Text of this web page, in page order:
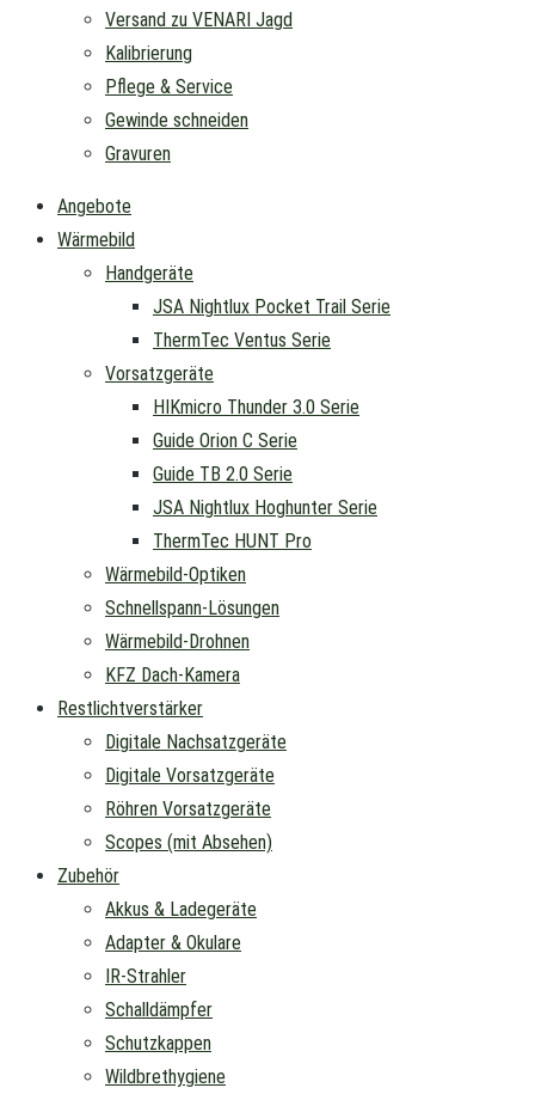
Versand zu VENARI Jagd
Kalibrierung
Pflege & Service
Gewinde schneiden
Gravuren
Angebote
Wärmebild
Handgeräte
JSA Nightlux Pocket Trail Serie
ThermTec Ventus Serie
Vorsatzgeräte
HIKmicro Thunder 3.0 Serie
Guide Orion C Serie
Guide TB 2.0 Serie
JSA Nightlux Hoghunter Serie
ThermTec HUNT Pro
Wärmebild-Optiken
Schnellspann-Lösungen
Wärmebild-Drohnen
KFZ Dach-Kamera
Restlichtverstärker
Digitale Nachsatzgeräte
Digitale Vorsatzgeräte
Röhren Vorsatzgeräte
Scopes (mit Absehen)
Zubehör
Akkus & Ladegeräte
Adapter & Okulare
IR-Strahler
Schalldämpfer
Schutzkappen
Wildbrethygiene